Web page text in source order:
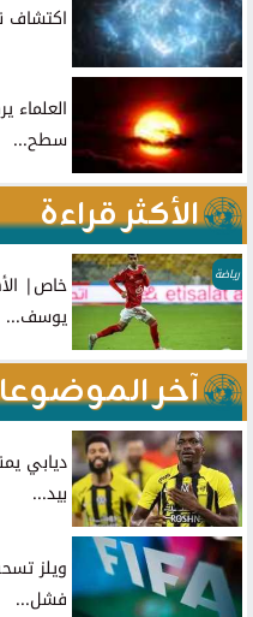
اكتشاف
العلماء
سطح...
الأكثر قراءة
رياضة
خاص|
يوسف...
آخر
ديابي
بيد...
ويلز
فشل...